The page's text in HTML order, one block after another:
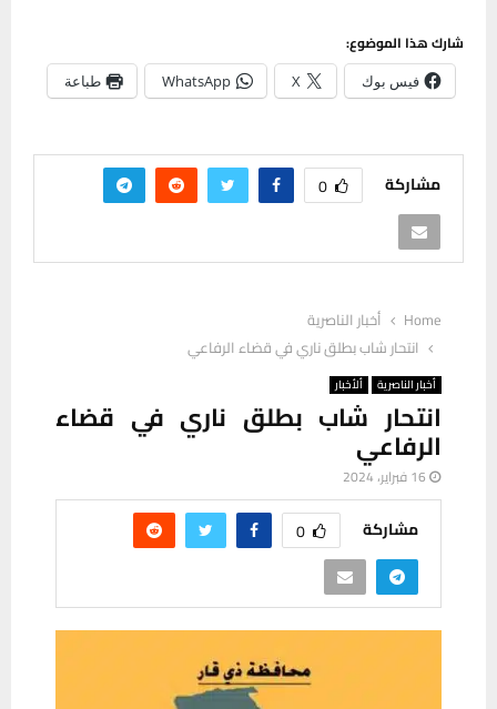
شارك هذا الموضوع:
فيس بوك X
WhatsApp طباعة
مشاركة 0
Home
أخبار الناصرية
انتحار شاب بطلق ناري في قضاء الرفاعي
أخبار الناصرية ألأخبار
انتحار شاب بطلق ناري في قضاء
الرفاعي
16 فبراير، 2024
مشاركة 0